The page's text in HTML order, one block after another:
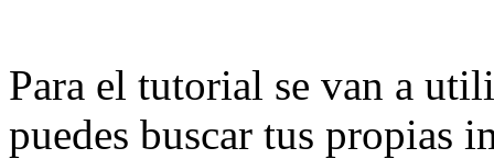
Para el tutorial se van a
puedes buscar tus propias